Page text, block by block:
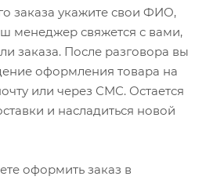
заказа укажите свои ФИО,
менеджер свяжется с вами,
заказа. После разговора вы
оформления товара на
или через СМС. Остается
и насладиться новой
оформить заказ в